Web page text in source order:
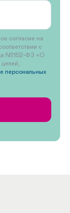
согласие на
с
№152-ФЗ «О
персональных